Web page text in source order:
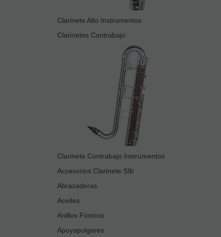
Clarinete Alto Instrumentos
Clarinetes Contrabajo
Clarinete Contrabajo Instrumentos
Accesorios Clarinete SIb
Abrazaderas
Aceites
Anillos Fónicos
Apoyapulgares